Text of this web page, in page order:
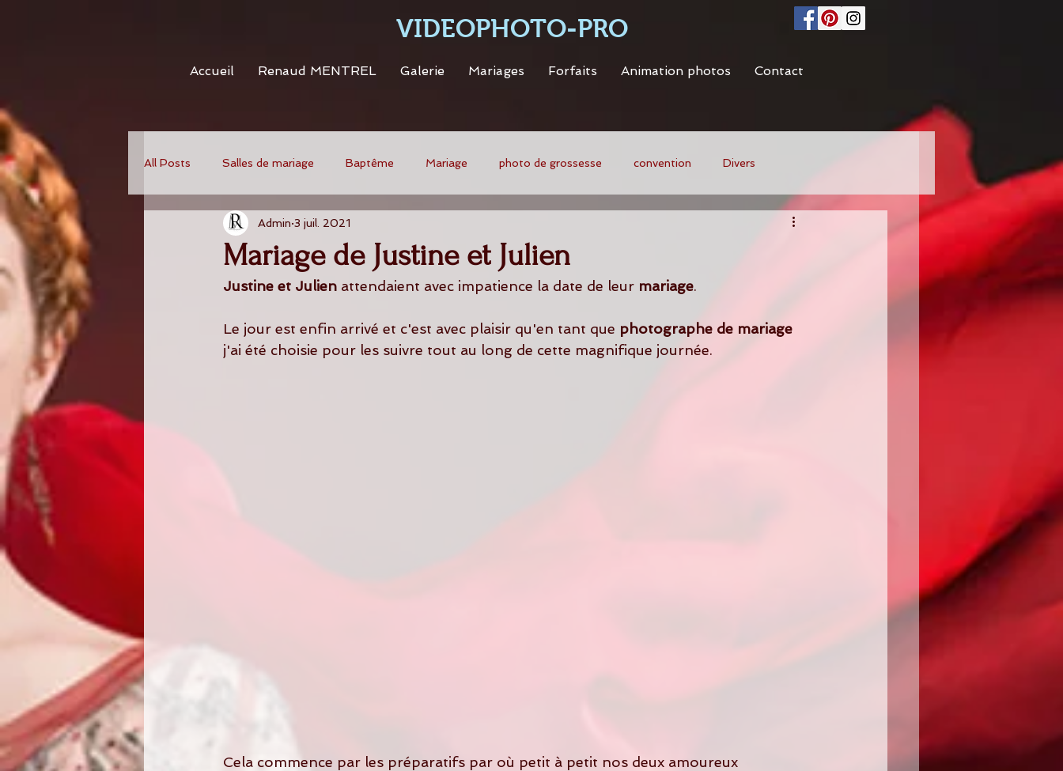
VIDEOPHOTO-PRO
Accueil Renaud MENTREL Galerie Mariages Forfaits Animation photos Contact
All Posts Salles de mariage Baptême Mariage photo de grossesse convention Divers
Mariage de Justine et Julien
Admin 3 juil. 2021
Justine et Julien attendaient avec impatience la date de leur mariage.
Le jour est enfin arrivé et c'est avec plaisir qu'en tant que photographe de mariage
j'ai été choisie pour les suivre tout au long de cette magnifique journée.
Cela commence par les préparatifs par où petit à petit nos deux amoureux